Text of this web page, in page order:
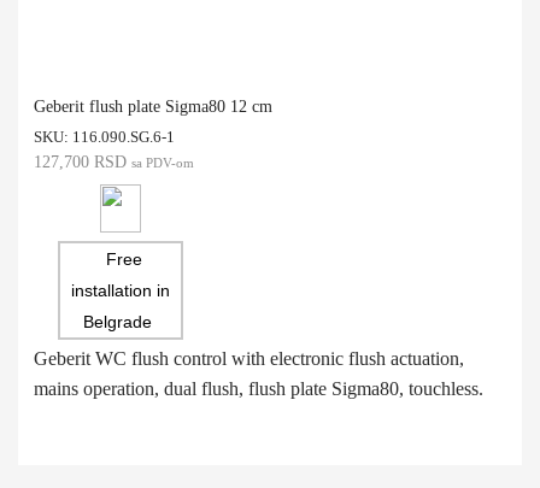
Geberit flush plate Sigma80 12 cm
SKU: 116.090.SG.6-1
127,700 RSD sa PDV-om
Free
installation in
Belgrade
Geberit WC flush control with electronic flush actuation,
mains operation, dual flush, flush plate Sigma80, touchless.